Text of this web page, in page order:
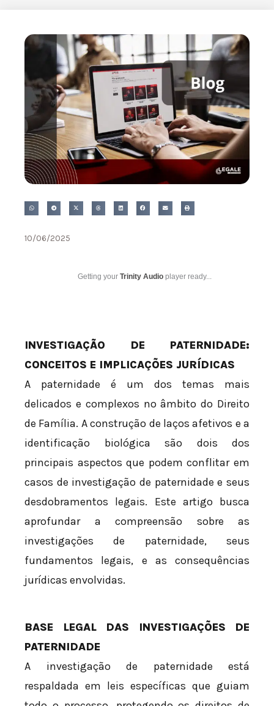
10/06/2025
Getting your Trinity Audio player ready...
INVESTIGAÇÃO DE PATERNIDADE:
CONCEITOS E IMPLICAÇÕES JURÍDICAS
A paternidade é um dos temas mais
delicados e complexos no âmbito do Direito
de Família. A construção de laços afetivos e a
identificação biológica são dois dos
principais aspectos que podem conflitar em
casos de investigação de paternidade e seus
desdobramentos legais. Este artigo busca
aprofundar a compreensão sobre as
investigações de paternidade, seus
fundamentos legais, e as consequências
jurídicas envolvidas.
BASE LEGAL DAS INVESTIGAÇÕES DE
PATERNIDADE
A investigação de paternidade está
respaldada em leis específicas que guiam